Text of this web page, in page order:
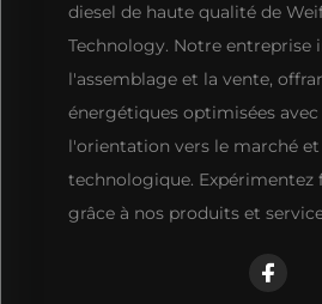
diesel de haute qualité de
Technology. Notre entreprise
l'assemblage et la vente,
énergétiques optimisées
l'orientation vers le marché
technologique. Expérimentez
grâce à nos produits et